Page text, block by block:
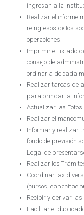
ingresan a la
Realizar el informe
reingresos de los
operaciones.
Imprimir el listado
consejo de
ordinaria de cada
Realizar tareas de
para brindar la
Actualizar las Fotos
Realizar el
Informar y realizar
fondo de previsión
Legal de
Realizar los
Coordinar las
(cursos,
Recibir y derivar
Facilitar el